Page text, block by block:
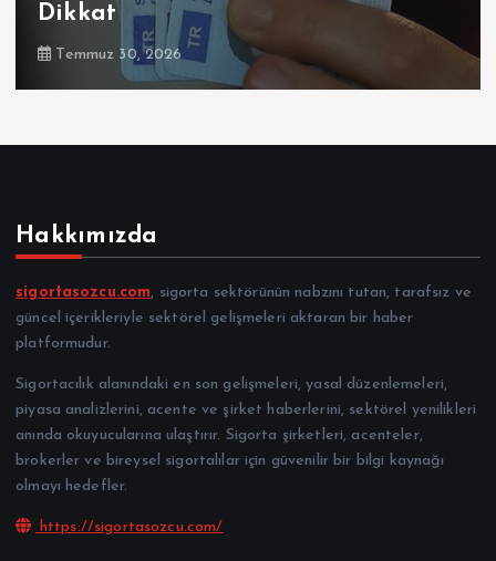
Dikkat
Temmuz 30, 2026
Hakkımızda
sigortasozcu.com, sigorta sektörünün nabzını tutan, tarafsız ve
güncel içerikleriyle sektörel gelişmeleri aktaran bir haber
platformudur.
Sigortacılık alanındaki en son gelişmeleri, yasal düzenlemeleri,
piyasa analizlerini, acente ve şirket haberlerini, sektörel yenilikleri
anında okuyucularına ulaştırır. Sigorta şirketleri, acenteler,
brokerler ve bireysel sigortalılar için güvenilir bir bilgi kaynağı
olmayı hedefler.
https://sigortasozcu.com/